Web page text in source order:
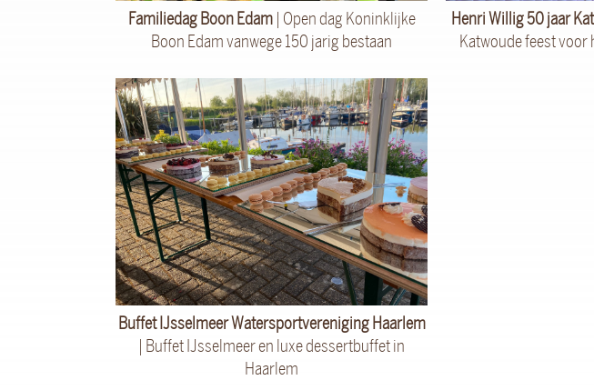
Familiedag Boon Edam| Open dag Koninklijke
Boon Edam vanwege 150 jarig bestaan
Henri Willig 50 jaar
Katwoude feest voor
Buffet IJsselmeer Watersportvereniging Haarlem
| Buffet IJsselmeer en luxe dessertbuffet in
Haarlem